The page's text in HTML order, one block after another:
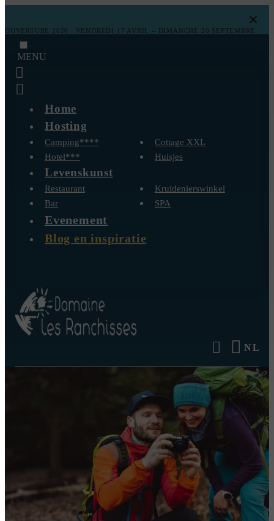
OUVERTURE 2026 : VENDREDI 17 AVRIL – DIMANCHE 20 SEPTEMBRE
MENU
Home
Hosting
Camping****
Cottage XXL
Hotel***
Huisjes
Levenskunst
Restaurant
Kruidenierswinkel
Bar
SPA
Evenement
Blog en inspiratie
NL